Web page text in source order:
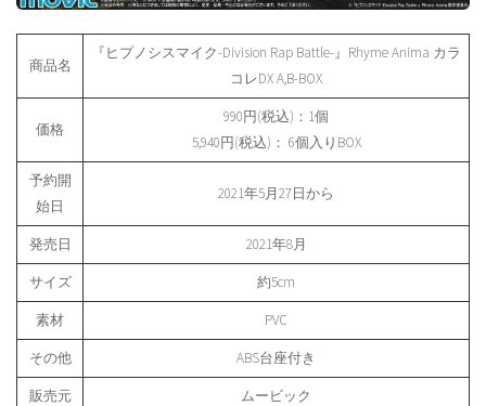
商品名
『ヒプノシスマイク-Division Rap Battle-』Rhyme Anima カラ
コレDX A,B-BOX
価格
990円(税込)：1個
5,940円(税込)： 6個入りBOX
予約開
始日
2021年5月27日から
発売日 2021年8月
サイズ 約5cm
素材 PVC
その他 ABS台座付き
販売元 ムービック